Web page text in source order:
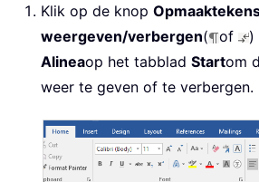
Klik op de knop
weergeven/verbergen( of
)
Alineaop het tabblad Startom
weer te geven of te verbergen.